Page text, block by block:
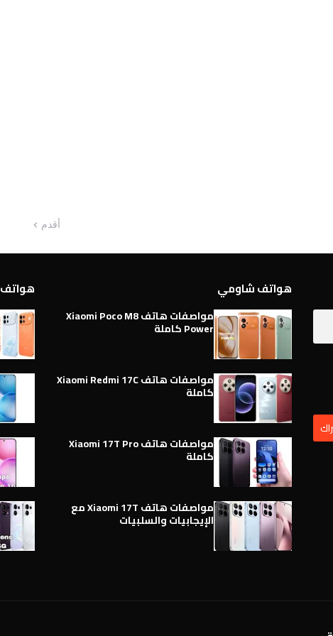
أقدم
هواتف شاومي
مواصفات هاتف Xiaomi Poco M8
Power كاملة
مواصفات هاتف Xiaomi Redmi 17C
كاملة
مواصفات هاتف Xiaomi 17T Pro
كاملة
مواصفات هاتف Xiaomi 17T مع
الإيجابيات والسلبيات
هواتف OPPO